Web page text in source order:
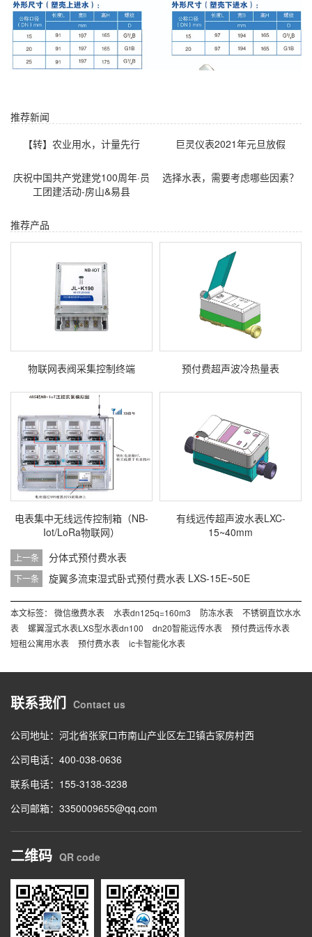
推荐新闻
【转】农业用水，计量先行
巨灵仪表2021年元旦放假
庆祝中国共产党建党100周年·员
工团建活动-房山&易县
选择水表，需要考虑哪些因素？
推荐产品
物联网表阀采集控制终端 预付费超声波冷热量表
电表集中无线远传控制箱（NB-
Iot/LoRa物联网）
有线远传超声波水表LXC-
15~40mm
上一条 分体式预付费水表
下一条 旋翼多流束湿式卧式预付费水表 LXS-15E~50E
本文标签： 微信缴费水表 水表dn125q=160m3 防冻水表
不锈钢直饮水水
表
螺翼湿式水表LXS型水表dn100 dn20智能远传水表
预付费远传水表
短租公寓用水表
预付费水表 ic卡智能化水表
联系我们 Contact us
公司地址：河北省张家口市南山产业区左卫镇古家房村西
公司电话： 400-038-0636
联系电话： 155-3138-3238
公司邮箱：3350009655@qq.com
二维码 QR code